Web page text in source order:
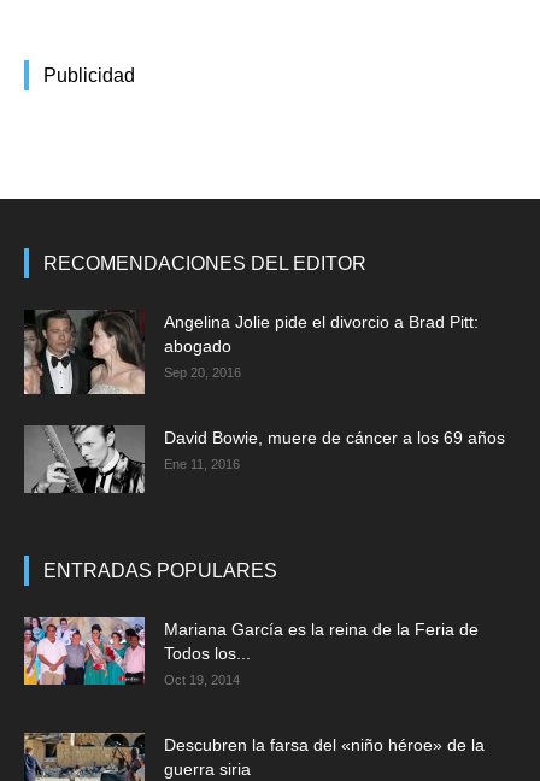
Publicidad
RECOMENDACIONES DEL EDITOR
Angelina Jolie pide el divorcio a Brad Pitt:
abogado
Sep 20, 2016
David Bowie, muere de cáncer a los 69 años
Ene 11, 2016
ENTRADAS POPULARES
Mariana García es la reina de la Feria de
Todos los...
Oct 19, 2014
Descubren la farsa del «niño héroe» de la
guerra siria